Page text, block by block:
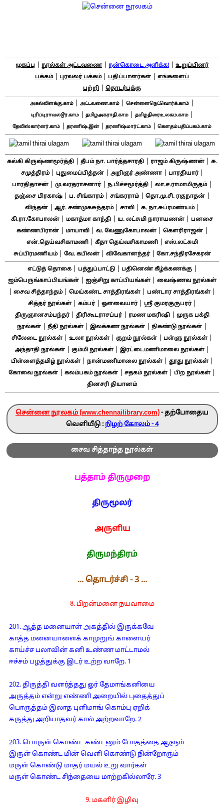
முகப்பு நூல்கள் அட்டவணை| நன்கொடை அளிக்க!
உறுப்பினர்
பக்கம்| புரவலர் பக்கம்| பதிப்பாளர்கள்
எங்களைப்
பற்றி
தொடர்புக்கு
அகல்விளக்கு.காம் அட்டவணை.காம் சென்னைநெட்வொர்க்.காம்
டிரிப்டிராவல்டூர்.காம்| தமிழ்அகராதி.காம்| தமிழ்திரைஉலகம்.காம்|
தேவிஸ்கார்னர்.காம் தரணிஷ்.இன்| தரணிஷ்மார்ட்.காம் கௌதம்பதிப்பகம்.காம்
கல்கி கிருஷ்ணமூர்த்தி| தீபம் நா. பார்த்தசாரதி| ராஜம் கிருஷ்ணன்|
சு.
சமுத்திரம்| புதுமைப்பித்தன்| அறிஞர் அண்ணா| பாரதியார்|
பாரதிதாசன் மு.வரதராசனார்| ந.பிச்சமூர்த்தி லா.ச.ராமாமிருதம்|
தஞ்சை பிரகாஷ்| ப. சிங்காரம்| சங்கரராம்| தொ.மு.சி. ரகுநாதன்|
விந்தன்| ஆர். சண்முகசுந்தரம்| சாவி| க. நா.சுப்ரமண்யம்|
கி.ரா.கோபாலன் மகாத்மா காந்தி ய. லட்சுமி நாராயணன்
பனசை
கண்ணபிரான்| மாயாவி| வ. வேணுகோபாலன்| கௌரிராஜன்|
என்.தெய்வசிகாமணி| கீதா தெய்வசிகாமணி|
எஸ்.லட்சுமி
சுப்பிரமணியம்| வே. கபிலன்| விவேகானந்தர்| கோ.சந்திரசேகரன்
எட்டுத் தொகை| பத்துப்பாட்டு| பதினெண் கீழ்க்கணக்கு|
ஐம்பெருங்காப்பியங்கள்| ஐஞ்சிறு காப்பியங்கள்| வைஷ்ணவ நூல்கள்
சைவ சித்தாந்தம்| மெய்கண்ட சாத்திரங்கள் பண்டார சாத்திரங்கள்
சித்தர் நூல்கள்| கம்பர்| ஔவையார்| ஸ்ரீ குமரகுருபரர்|
திருஞானசம்பந்தர்| திரிகூடராசப்பர்| ரமண மகரிஷி|
முருக பக்தி
நூல்கள்
நீதி நூல்கள் இலக்கண நூல்கள் நிகண்டு நூல்கள்
சிலேடை நூல்கள் உலா நூல்கள் குறம் நூல்கள் பள்ளு நூல்கள்
அந்தாதி நூல்கள்| கும்மி நூல்கள்| இரட்டைமணிமாலை நூல்கள்|
பிள்ளைத்தமிழ் நூல்கள்| நான்மணிமாலை நூல்கள்| தூது நூல்கள்|
கோவை நூல்கள் கலம்பகம் நூல்கள் சதகம் நூல்கள் பிற நூல்கள்
தினசரி தியானம்
சென்னை நூலகம் (www.chennailibrary.com)- தற்போதைய
வெளியீடு : நிழற் கோலம் - 4
சைவ சித்தாந்த நூல்கள்
பத்தாம் திருமுறை
திருமூலர்
அருளிய
திருமந்திரம்
... தொடர்ச்சி - 3 ...
8. பிறன்மனை நயவாமை
201. ஆத்த மனையாள் அகத்தில் இருக்கவே
காத்த மனையாளைக் காமுறுங் காளையர்
காய்ச்ச பலாவின் கனி உண்ண மாட்டாமல்
ஈச்சம் பழத்துக்கு இடர் உற்ற வாறே. 1
202. திருத்தி வளர்த்தது ஓர் தேமாங்கனியை
அருத்தம் என்று எண்ணி அறையில் புதைத்துப்
பொருத்தம் இலாத புளிமாங் கொம்பு ஏறிக்
கருத்து அறியாதவர் கால் அற்றவாறே. 2
203. பொருள் கொண்ட கண்டனும் போதத்தை ஆளும்
இருள் கொண்ட மின் வெளி கொண்டு நின்றோரும்
மருள் கொண்டு மாதர் மயல் உறு வார்கள்
மருள் கொண்ட சிந்தையை மாற்றகில்லாரே. 3
9. மகளிர் இழிவு